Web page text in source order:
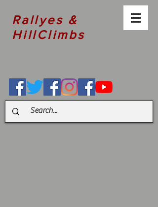
Rallyes &
HillClimbs